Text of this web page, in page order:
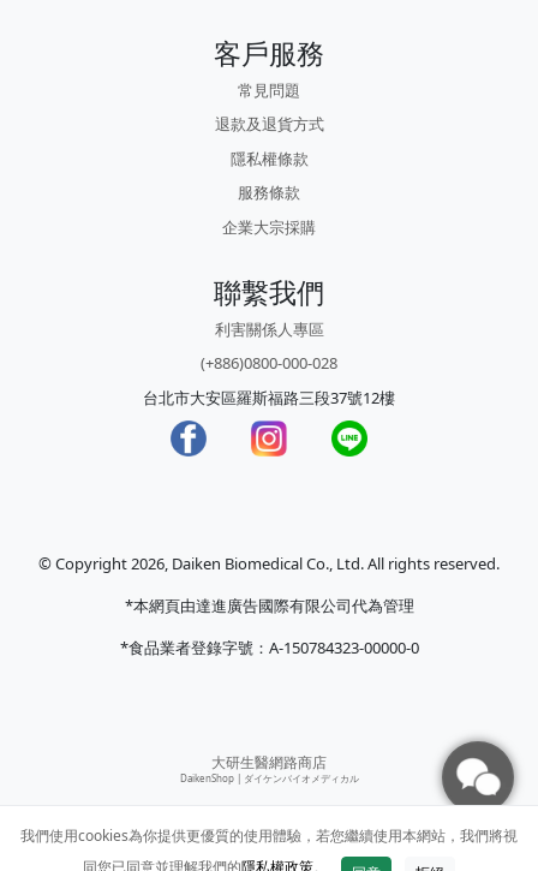
客戶服務
常見問題
退款及退貨方式
隱私權條款
服務條款
企業大宗採購
聯繫我們
利害關係人專區
(+886)0800-000-028
台北市大安區羅斯福路三段37號12樓
© Copyright 2026, Daiken Biomedical Co., Ltd. All rights reserved.
*本網頁由達進廣告國際有限公司代為管理
*食品業者登錄字號：A-150784323-00000-0
大研生醫網路商店
DaikenShop | ダイケンバイオメディカル
我們使用cookies為你提供更優質的使用體驗，若您繼續使用本網站，我們將視
同您已同意並理解我們的隱私權政策。